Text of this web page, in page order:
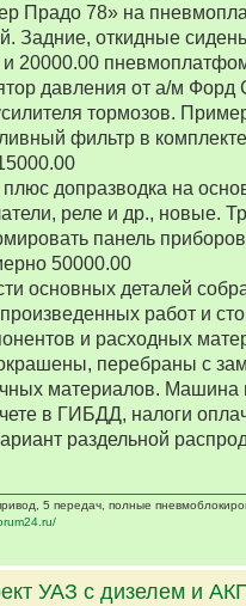
Прадо 78» на
Задние, откидные
20000.00
давления от а/м
тормозов.
фильтр в
допразводка на
реле и др., новые.
панель
50000.00
основных деталей
работ и
и расходных
перебраны с
материалов. Машина
в ГИБДД, налоги
раздельной
5 передач, полные
УАЗ с дизелем и